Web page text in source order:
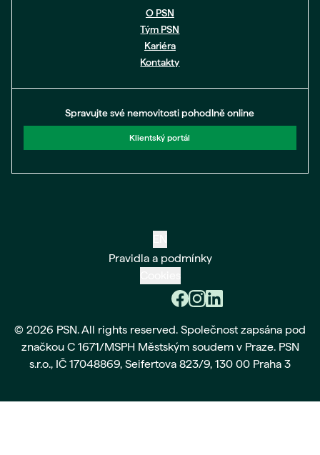
O PSN
Tým PSN
Kariéra
Kontakty
Spravujte své nemovitosti pohodlně online
Klientský portál
Pravidla a podmínky
© 2026 PSN. All rights reserved. Společnost zapsána pod
značkou C 1671/MSPH Městským soudem v Praze. PSN
s.r.o., IČ 17048869, Seifertova 823/9, 130 00 Praha 3